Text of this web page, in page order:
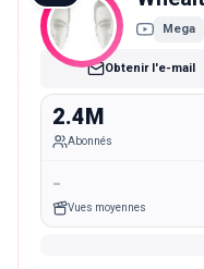
Mega
Obtenir l'e-mail
2.4M
Abonnés
-
Vues moyennes